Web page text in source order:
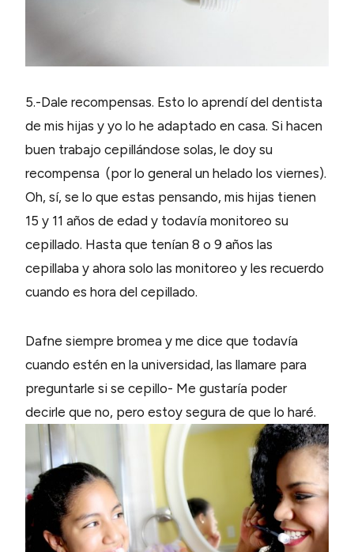
5.-Dale recompensas. Esto lo aprendí del dentista
de mis hijas y yo lo he adaptado en casa. Si hacen
buen trabajo cepillándose solas, le doy su
recompensa (por lo general un helado los viernes).
Oh, sí, se lo que estas pensando, mis hijas tienen
15 y 11 años de edad y todavía monitoreo su
cepillado. Hasta que tenían 8 o 9 años las
cepillaba y ahora solo las monitoreo y les recuerdo
cuando es hora del cepillado.
Dafne siempre bromea y me dice que todavía
cuando estén en la universidad, las llamare para
preguntarle si se cepillo- Me gustaría poder
decirle que no, pero estoy segura de que lo haré.